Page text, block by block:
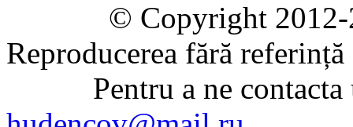
© Copyright 2012-
Reproducerea fără
Pentru a ne contacta